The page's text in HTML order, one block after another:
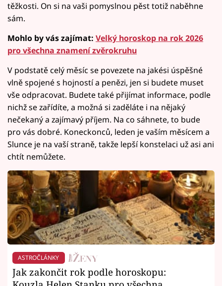
těžkosti. On si na vaši pomyslnou pěst totiž naběhne
sám.
Mohlo by vás zajímat: Velký horoskop na rok 2026
pro všechna znamení zvěrokruhu
V podstatě celý měsíc se povezete na jakési úspěšné
vlně spojené s hojností a penězi, jen si budete muset
vše odpracovat. Budete také přijímat informace, podle
nichž se zařídíte, a možná si zaděláte i na nějaký
nečekaný a zajímavý příjem. Na co sáhnete, to bude
pro vás dobré. Koneckonců, leden je vaším měsícem a
Slunce je na vaší straně, takže lepší konstelaci už asi ani
chtít nemůžete.
ASTROČLÁNKY
Jak zakončit rok podle horoskopu: